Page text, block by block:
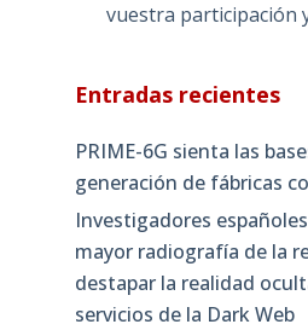
vuestra participación
Entradas recientes
PRIME-6G sienta las
generación de fábricas
Investigadores
mayor radiografía de la
destapar la realidad
servicios de la Dark Web